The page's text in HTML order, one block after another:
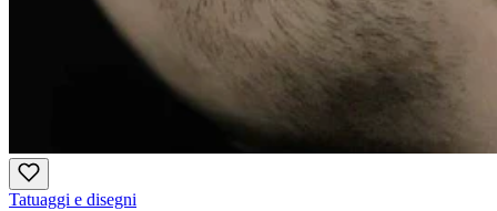
Tatuaggi e disegni